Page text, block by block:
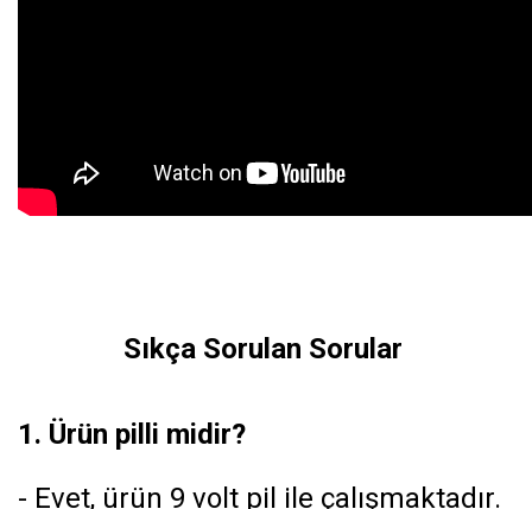
Sıkça Sorulan Sorular
1. Ürün pilli midir?
- Evet, ürün 9 volt pil ile çalışmaktadır.